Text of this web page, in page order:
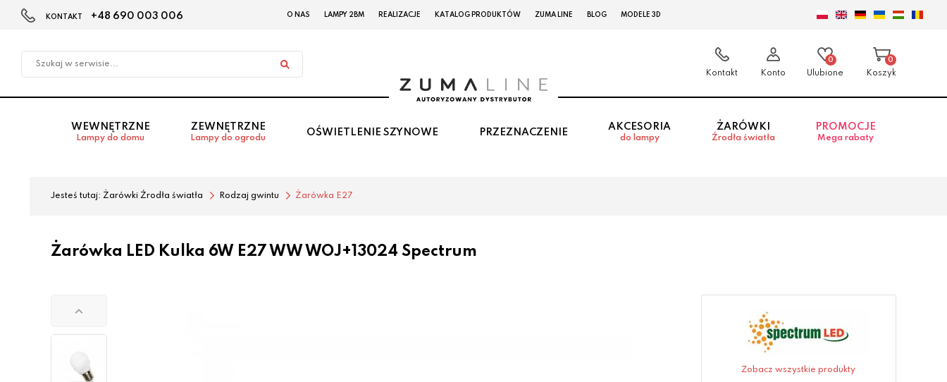
w
KONTAKT +48 690 003 006 O NAS LAMPY 2BM REALIZACJE KATALOG PRODUKTÓW ZUMA LINE BLOG MODELE 3D
Kontakt Konto
0
Ulubione
0
Koszyk
WEWNĘTRZNE
Lampy do domu
ZEWNĘTRZNE
Lampy do ogrodu
OŚWIETLENIE SZYNOWE PRZEZNACZENIE
AKCESORIA
do lampy
ŻARÓWKI
Źrodła światła
PROMOCJE
Mega rabaty
Jesteś tutaj: Żarówki Źrodła światła Rodzaj gwintu Żarówka E27
Żarówka LED Kulka 6W E27 WW WOJ+13024 Spectrum
Zobacz wszystkie produkty